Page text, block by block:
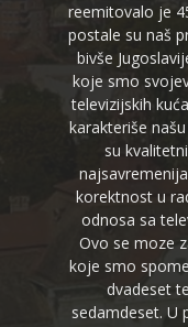
reemitovalo je
postale su naš
bivše
koje smo
televizijskih
karakteriše
su
korektnost u
odnosa sa
Ovo se moze
koje smo
dvadeset
sedamdeset. U